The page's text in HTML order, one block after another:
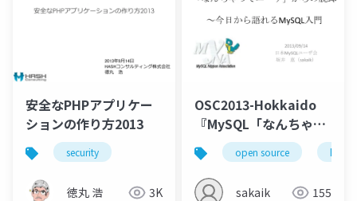
安全なPHPアプリケー
ションの作り方2013
security
徳丸 浩 3K
OSC2013-Hokkaido
『MySQL「なんちゃっ
てユーザ」からの脱却
～今日から語れる
MySQL入門』
open source
sakaik 155